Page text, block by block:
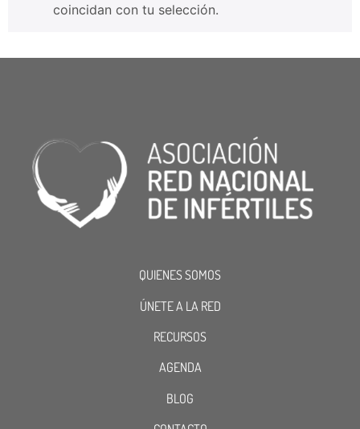
coincidan con tu selección.
QUIENES SOMOS
ÚNETE A LA RED
RECURSOS
AGENDA
BLOG